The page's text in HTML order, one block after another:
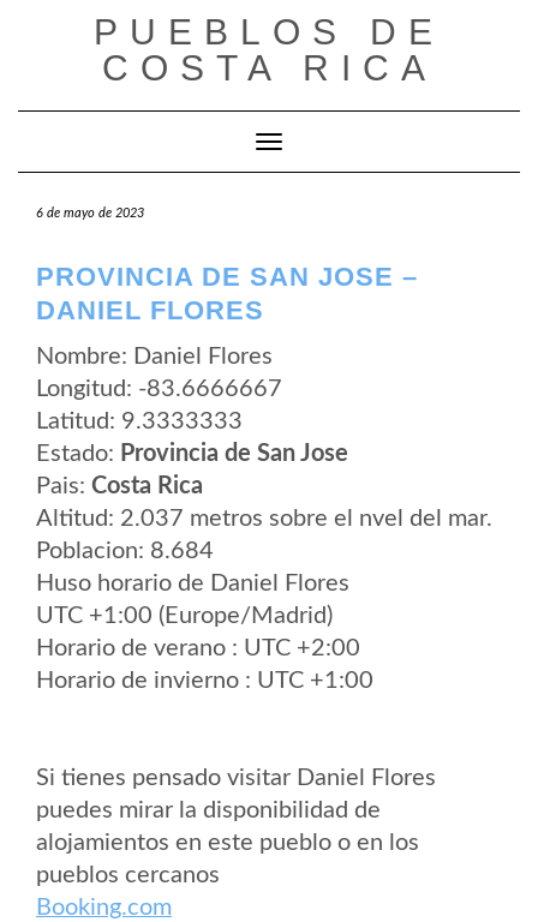
PUEBLOS DE
COSTA RICA
Cambiar modo de navegación
6 de mayo de 2023
PROVINCIA DE SAN JOSE –
DANIEL FLORES
Nombre: Daniel Flores
Longitud: -83.6666667
Latitud: 9.3333333
Estado: Provincia de San Jose
Pais: Costa Rica
Altitud: 2.037 metros sobre el nvel del mar.
Poblacion: 8.684
Huso horario de Daniel Flores
UTC +1:00 (Europe/Madrid)
Horario de verano : UTC +2:00
Horario de invierno : UTC +1:00
Si tienes pensado visitar Daniel Flores
puedes mirar la disponibilidad de
alojamientos en este pueblo o en los
pueblos cercanos
Booking.com